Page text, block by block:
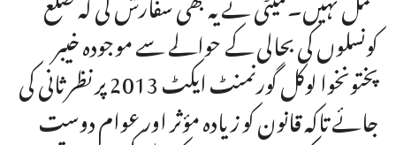
کونسلوں کی بحالی کے حوالے سے موجودہ خیبر
پختونخوا لوکل گورنمنٹ ایکٹ 2013 پر نظرثانی کی
جائے تاکہ قانون کو زیادہ مؤثر اور عوام دوست